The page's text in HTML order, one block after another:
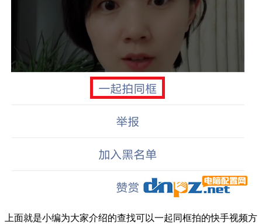
上面就是小编为大家介绍的查找可以一起同框拍的快手视频方